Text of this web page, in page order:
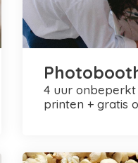
4 uur onbeperkt foto's maken en
printen + gratis